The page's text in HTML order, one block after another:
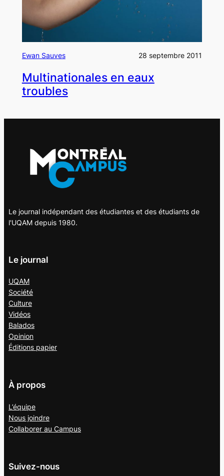
Ewan Sauves 28 septembre 2011
Multinationales en eaux
troubles
Le journal indépendant des étudiantes et des étudiants de
l'UQAM depuis 1980.
Le journal
UQAM
Société
Culture
Vidéos
Balados
Opinion
Éditions papier
À propos
L’équipe
Nous joindre
Collaborer au Campus
Suivez-nous